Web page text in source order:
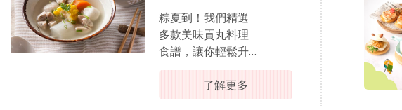
能鎖定食材鮮甜，
用桂冠沙拉讓家中
小朋友對蔬菜大改
觀！​
從「百香果涼拌南
粽夏到！我們精選
多款美味貢丸料理
食譜，讓你輕鬆升
級端午盛宴！無論
是搭配粽子，還是
作為清爽夏日餐
了解更多